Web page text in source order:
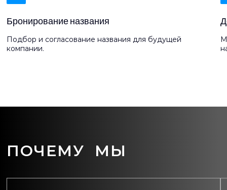
Бронирование названия
Подбор и согласование названия для будущей
компании.
ПОЧЕМУ МЫ